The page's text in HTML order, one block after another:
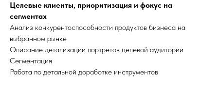
Целевые клиенты, приоритизация и фокус на
сегментах
Анализ конкурентоспособности продуктов бизнеса на
выбранном рынке
Описание детализации портретов целевой аудитории
Сегментация
Работа по детальной доработке инструментов